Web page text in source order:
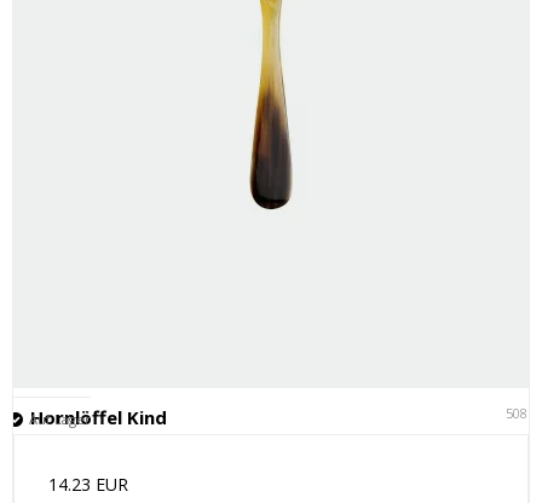
Hornlöffel Kind 5081
Auf Lager
14.23 EUR